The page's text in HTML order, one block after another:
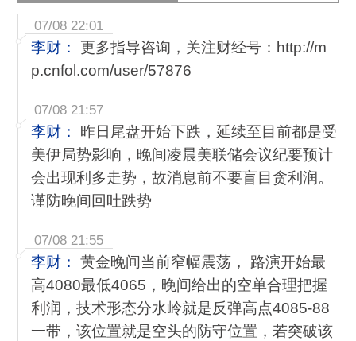
07/08 22:01
李财： 更多指导咨询，关注财经号：http://m
p.cnfol.com/user/57876
07/08 21:57
李财： 昨日尾盘开始下跌，延续至目前都是受
美伊局势影响，晚间凌晨美联储会议纪要预计
会出现利多走势，故消息前不要盲目贪利润。
谨防晚间回吐跌势
07/08 21:55
李财：黄金晚间当前窄幅震荡， 路演开始最
高4080最低4065，晚间给出的空单合理把握
利润，技术形态分水岭就是反弹高点4085-88
一带，该位置就是空头的防守位置，若突破该